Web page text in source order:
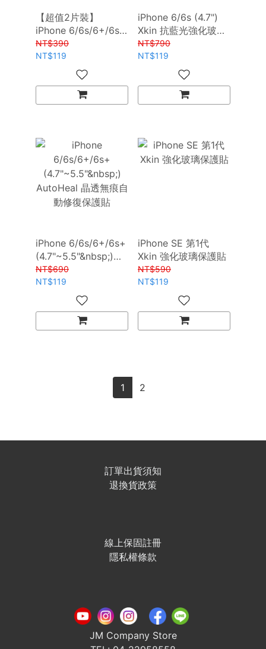
【超值2片裝】
iPhone 6/6s/6+/6s+
(4.7"~5.5") Xkin 專業
亮面高透光保護貼
NT$390
NT$119
iPhone 6/6s (4.7")
Xkin 抗藍光強化玻璃
保護貼
NT$790
NT$119
iPhone 6/6s/6+/6s+
(4.7"~5.5"&nbsp;)
AutoHeal 晶透無痕自
動修復保護貼
NT$690
NT$119
iPhone SE 第1代
Xkin 強化玻璃保護貼
NT$590
NT$119
1 2
訂單出貨須知
退換貨政策
線上保固註冊
隱私權條款
JM Company Store